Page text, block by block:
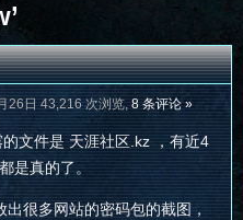
26日 43,216 次浏览, 8 条评论 »
文件是 天涯社区.kz ，有近4
是真的了。
很多网站的密码包的截图，